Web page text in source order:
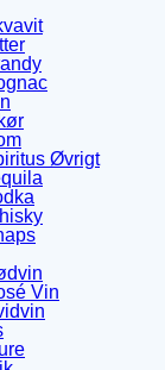
Øvrigt
Vin